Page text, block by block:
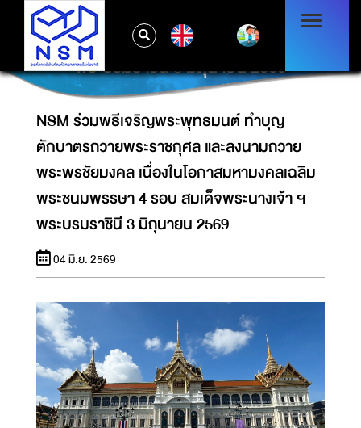
ตักบาตรถวายพระราชกุศล และลงนามถวาย
พระพรชัยมงคล เนื่องในโอกาสมหามงคลเฉลิม
พระชนมพรรษา 4 รอบ สมเด็จพระนางเจ้า ฯ
พระบรมราชินี 3 มิถุนายน 2569
NSM ร่วมพิธีเจริญพระพุทธมนต์ ทำบุญ
ตักบาตรถวายพระราชกุศล และลงนามถวาย
พระพรชัยมงคล เนื่องในโอกาสมหามงคลเฉลิม
พระชนมพรรษา 4 รอบ สมเด็จพระนางเจ้า ฯ
พระบรมราชินี 3 มิถุนายน 2569
04 มิ.ย. 2569